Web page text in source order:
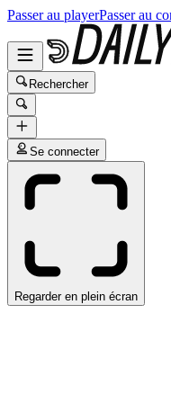
Passer au playerPasser au
Rechercher
Se connecter
Regarder en plein écran